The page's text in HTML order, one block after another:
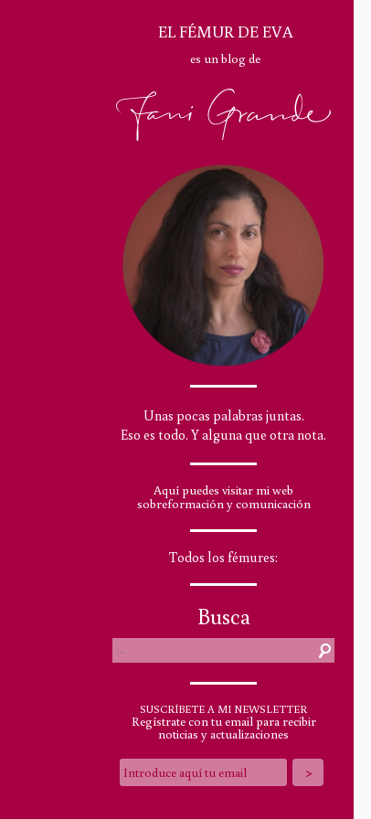
EL FÉMUR DE EVA
es un blog de
Unas pocas palabras juntas.
Eso es todo. Y alguna que otra nota.
Aquí puedes visitar mi web
sobreformación y comunicación
Todos los fémures:
Busca
SUSCRÍBETE A MI NEWSLETTER
Regístrate con tu email para recibir
noticias y actualizaciones